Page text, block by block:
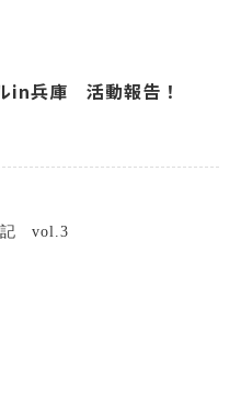
in兵庫 活動報告！